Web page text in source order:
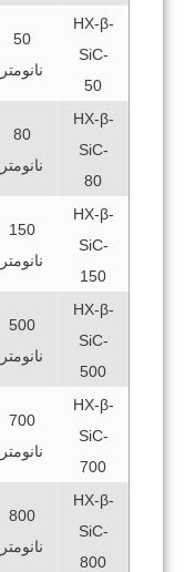
HX-β-
SiC-
50
50
نانومتر
HX-β-
SiC-
80
80
نانومتر
HX-β-
SiC-
150
150
نانومتر
HX-β-
SiC-
500
500
نانومتر
HX-β-
SiC-
700
700
نانومتر
HX-β-
SiC-
800
800
نانومتر